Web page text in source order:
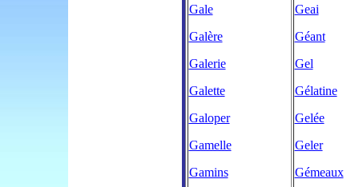
Gale
Galère
Galerie
Galette
Galoper
Gamelle
Gamins
Geai
Géant
Gel
Gélatine
Gelée
Geler
Gémeaux